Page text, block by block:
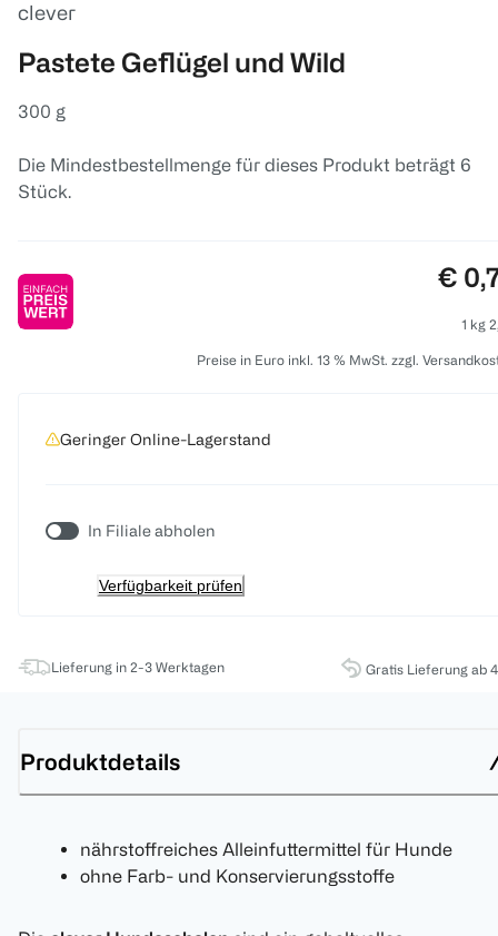
clever
Pastete Geflügel und Wild
300 g
Die Mindestbestellmenge für dieses Produkt beträgt 6
Stück.
€
1 kg
Preise in Euro inkl. 13 % MwSt. zzgl.
Geringer Online-Lagerstand
In Filiale abholen
Verfügbarkeit prüfen
Lieferung in 2-3 Werktagen Gratis Lieferung ab
Produktdetails
nährstoffreiches Alleinfuttermittel für Hunde
ohne Farb- und Konservierungsstoffe